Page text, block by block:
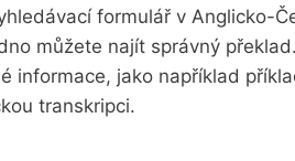
formulář v Anglicko-
můžete najít správný
informace, jako například
transkripci.